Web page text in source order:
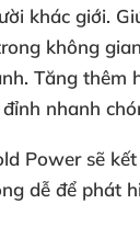
khác giới.
không
Tăng
nhanh
Powersẽ kết
dễ để phát